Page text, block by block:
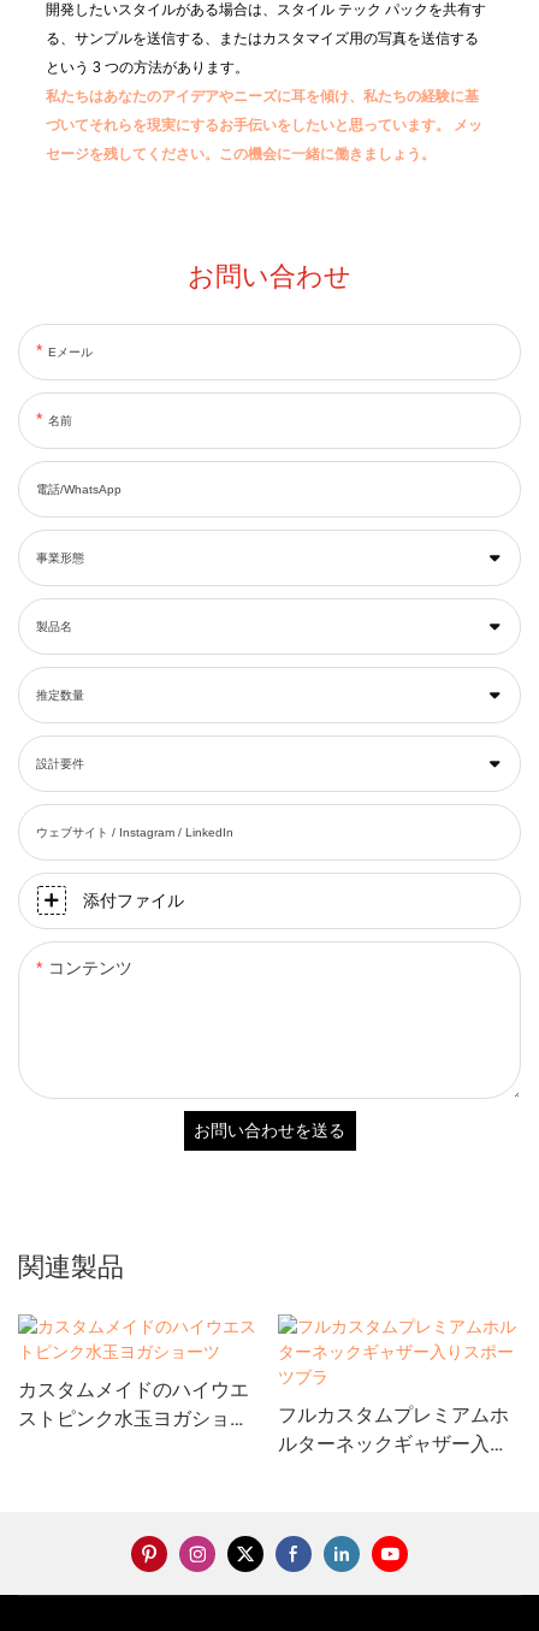
開発したいスタイルがある場合は、スタイル テック パックを共有す
る、サンプルを送信する、またはカスタマイズ用の写真を送信する
という 3 つの方法があります。
私たちはあなたのアイデアやニーズに耳を傾け、私たちの経験に基
づいてそれらを現実にするお手伝いをしたいと思っています。 メッ
セージを残してください。この機会に一緒に働きましょう。
お問い合わせ
Eメール
名前
電話/WhatsApp
事業形態
製品名
推定数量
設計要件
ウェブサイト / Instagram / LinkedIn
添付ファイル
コンテンツ
お問い合わせを送る
関連製品
カスタムメイドのハイウエ
ストピンク水玉ヨガショー
フルカスタムプレミアムホ
ルターネックギャザー入り